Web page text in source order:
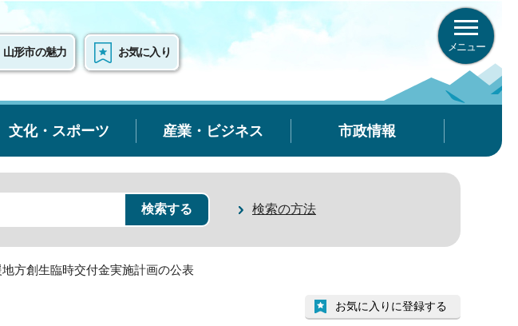
山形市の魅力 お気に入り メニュー
文化・スポーツ 産業・ビジネス 市政情報
検索の方法
方創生臨時交付金実施計画の公表
お気に入りに登録する